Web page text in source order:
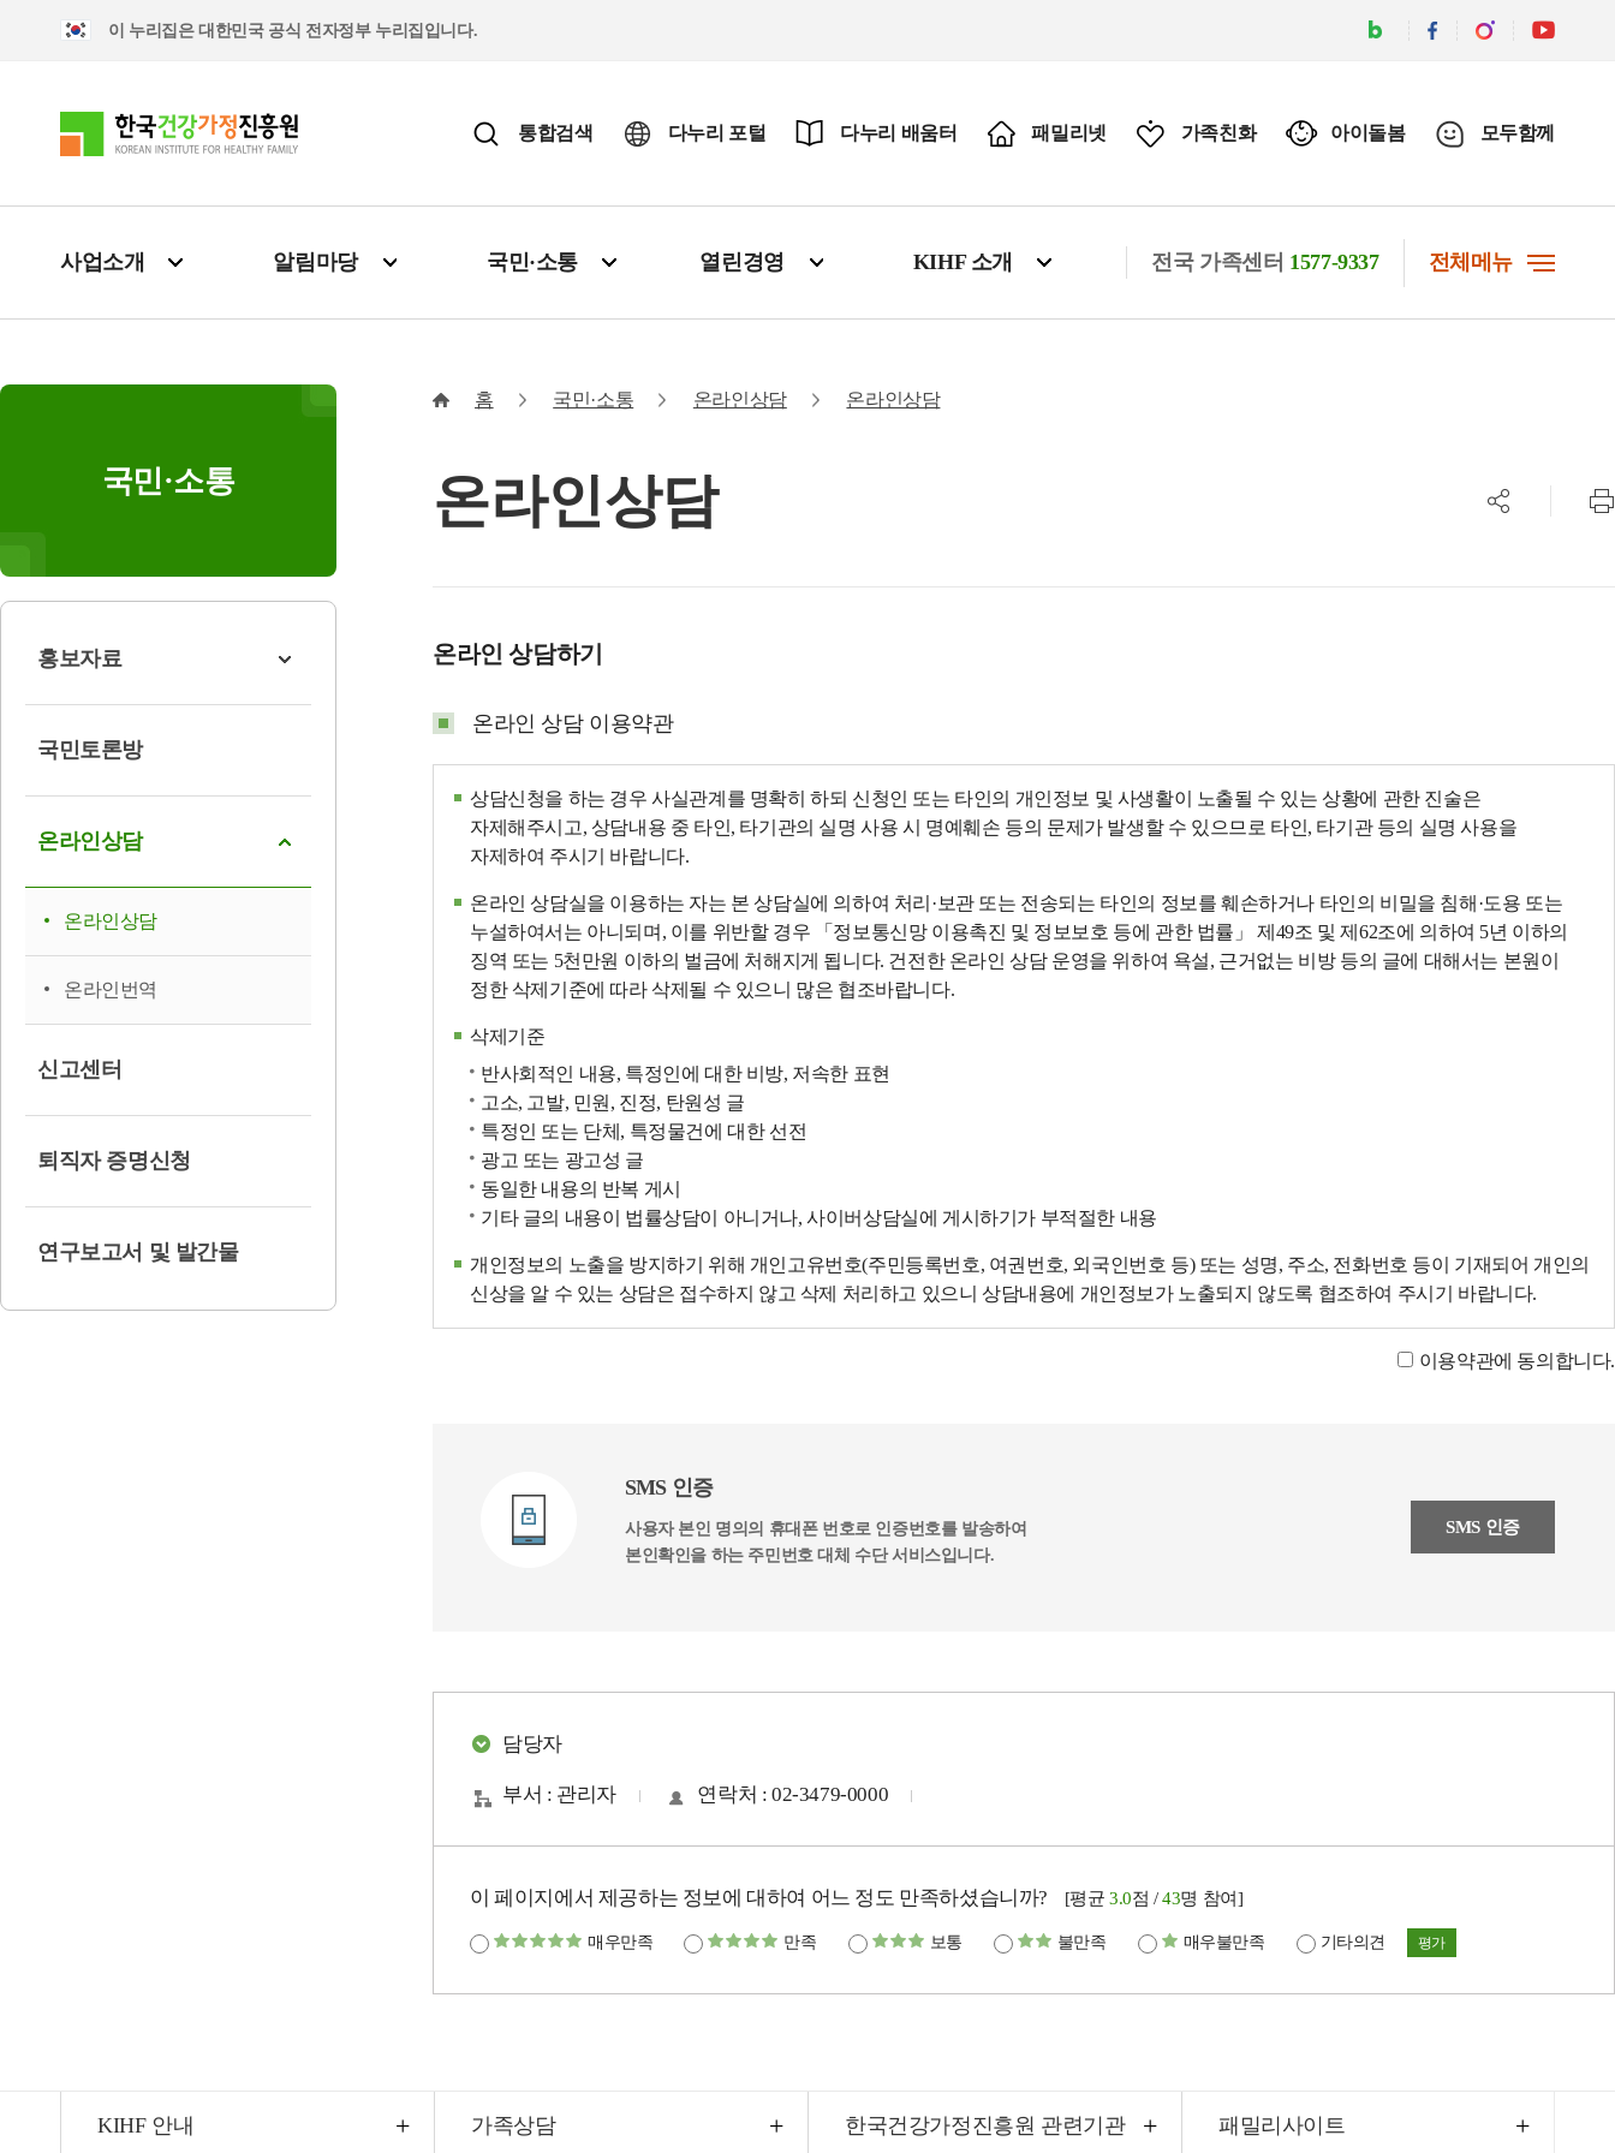
이 누리집은 대한민국 공식 전자정부 누리집입니다.
통합검색 다누리 포털 다누리 배움터 패밀리넷 가족친화 아이돌봄 모두함께
사업소개 알림마당 국민·소통 열린경영 KIHF 소개 전국 가족센터 1577-9337 전체메뉴
국민·소통
홍보자료
국민토론방
온라인상담
온라인상담
온라인번역
신고센터
퇴직자 증명신청
연구보고서 및 발간물
홈 국민·소통 온라인상담 온라인상담
온라인상담
공유하기
온라인 상담하기
온라인 상담 이용약관
상담신청을 하는 경우 사실관계를 명확히 하되 신청인 또는 타인의 개인정보 및 사생활이 노출될 수 있는 상황에 관한 진술은
자제해주시고, 상담내용 중 타인, 타기관의 실명 사용 시 명예훼손 등의 문제가 발생할 수 있으므로 타인, 타기관 등의 실명 사용을
자제하여 주시기 바랍니다.
온라인 상담실을 이용하는 자는 본 상담실에 의하여 처리·보관 또는 전송되는 타인의 정보를 훼손하거나 타인의 비밀을 침해·도용 또는
누설하여서는 아니되며, 이를 위반할 경우 「정보통신망 이용촉진 및 정보보호 등에 관한 법률」 제49조 및 제62조에 의하여 5년 이하의
징역 또는 5천만원 이하의 벌금에 처해지게 됩니다. 건전한 온라인 상담 운영을 위하여 욕설, 근거없는 비방 등의 글에 대해서는 본원이
정한 삭제기준에 따라 삭제될 수 있으니 많은 협조바랍니다.
삭제기준
반사회적인 내용, 특정인에 대한 비방, 저속한 표현
고소, 고발, 민원, 진정, 탄원성 글
특정인 또는 단체, 특정물건에 대한 선전
광고 또는 광고성 글
동일한 내용의 반복 게시
기타 글의 내용이 법률상담이 아니거나, 사이버상담실에 게시하기가 부적절한 내용
개인정보의 노출을 방지하기 위해 개인고유번호(주민등록번호, 여권번호, 외국인번호 등) 또는 성명, 주소, 전화번호 등이 기재되어 개인의
신상을 알 수 있는 상담은 접수하지 않고 삭제 처리하고 있으니 상담내용에 개인정보가 노출되지 않도록 협조하여 주시기 바랍니다.
이용약관에 동의합니다.
SMS 인증
사용자 본인 명의의 휴대폰 번호로 인증번호를 발송하여
본인확인을 하는 주민번호 대체 수단 서비스입니다.
SMS 인증
담당자
부서 : 관리자 연락처 : 02-3479-0000
이 페이지에서 제공하는 정보에 대하여 어느 정도 만족하셨습니까? [평균3.0점 /43명 참여]
매우만족 만족 보통 불만족 매우불만족 기타의견 평가
KIHF 안내 가족상담 한국건강가정진흥원 관련기관 패밀리사이트